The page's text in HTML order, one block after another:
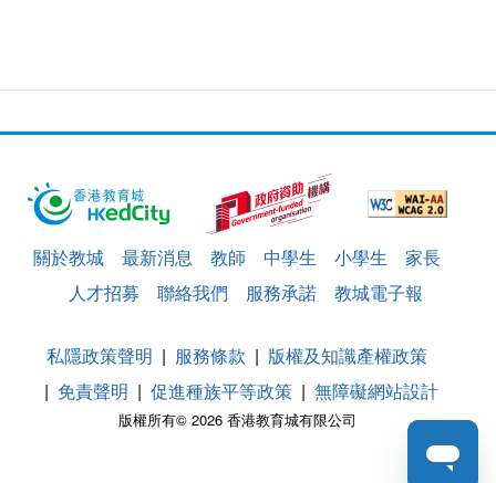
關於教城 最新消息 教師 中學生 小學生
家長
人才招募
聯絡我們 服務承諾 教城電子報
版權所有© 2026 香港教育城有限公司
私隱政策聲明 服務條款
版權及知識產權政策
免責聲明
促進種族平等政策 無障礙網站設計